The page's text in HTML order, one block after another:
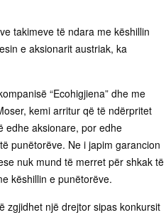
takimeve të ndara me këshillin
e aksionarit austriak, ka
“Ecohigjiena” dhe me
kemi arritur që të ndërpritet
edhe aksionare, por edhe
punëtorëve. Ne i japim garancion
nuk mund të merret për shkak të
këshillin e punëtorëve.
zgjidhet një drejtor sipas konkursit